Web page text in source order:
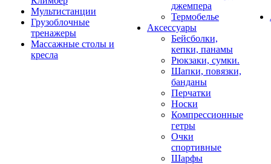
Мультистанции
Грузоблочные
тренажеры
Массажные столы и
кресла
джемпера
Термобелье
Аксессуары
Бейсболки,
кепки, панамы
Рюкзаки, сумки.
Шапки, повязки,
банданы
Перчатки
Носки
Компрессионные
гетры
Очки
спортивные
Шарфы